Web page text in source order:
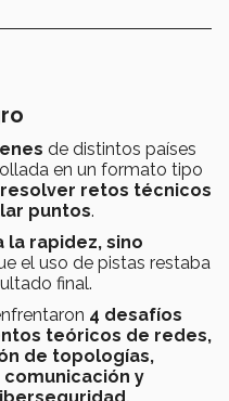
de distintos países
en un formato tipo
resolver retos técnicos
puntos.
la rapidez, sino
el uso de pistas restaba
final.
4 desafíos
teóricos de redes,
de topologías,
y